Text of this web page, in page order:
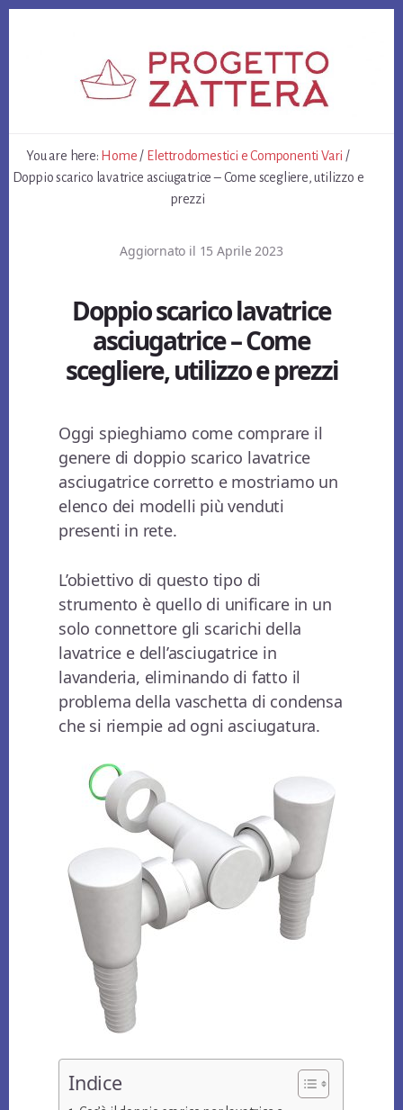
You are here: Home / Elettrodomestici e Componenti Vari /
Doppio scarico lavatrice asciugatrice – Come scegliere, utilizzo e
prezzi
Aggiornato il 15 Aprile 2023
Doppio scarico lavatrice
asciugatrice – Come
scegliere, utilizzo e prezzi
Oggi spieghiamo come comprare il
genere di doppio scarico lavatrice
asciugatrice corretto e mostriamo un
elenco dei modelli più venduti
presenti in rete.
L’obiettivo di questo tipo di
strumento è quello di unificare in un
solo connettore gli scarichi della
lavatrice e dell’asciugatrice in
lavanderia, eliminando di fatto il
problema della vaschetta di condensa
che si riempie ad ogni asciugatura.
Indice